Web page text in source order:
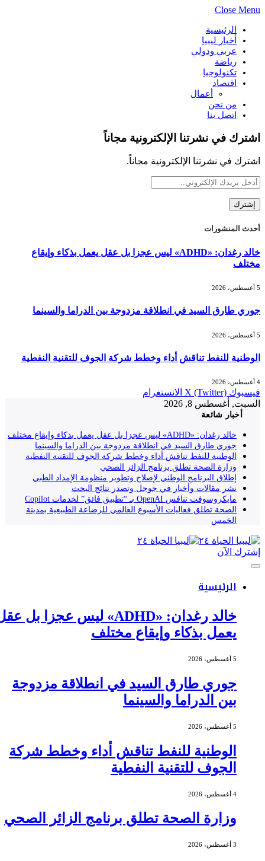
Close Menu
الرئيسية
أخبار ليبيا
عربي ودولي
رياضة
تكنولوجيا
اقتصاد
أعمال
من نحن
اتصل بنا
اشترك في نشرتنا الإلكترونية مجاناً
اشترك في نشرتنا الإلكترونية مجاناً.
أحدث المنشورات
خالد رغدان: «ADHD» ليس عجزا بل عقل يعمل بذكاء وإيقاع
مختلف
جوري طارق السيد في انطلاقة مزدوجة بين الدراما والسينما
الوطنية للنفط تناقش أداء وخطط شركة الجوف للتقنية النفطية
فيسبوك X (Twitter) الانستغرام
السبت, أغسطس 8, 2026
أخبار شائعة
خالد رغدان: «ADHD» ليس عجزا بل عقل يعمل بذكاء وإيقاع مختلف
جوري طارق السيد في انطلاقة مزدوجة بين الدراما والسينما
الوطنية للنفط تناقش أداء وخطط شركة الجوف للتقنية النفطية
وزارة الصحة تطلق برنامج الزائر الصحي
إطلاق البرنامج الوطني لإصلاح وتطوير منظومة الإمداد الطبي
نشر مقالات وأخبار في جوجل وتصدر نتائج البحث
مايكروسوفت تنافس OpenAI بـ “تطبيق فائق” لخدمات Copilot
الصحة تطلق فعاليات الأسبوع العالمي للرضاعة الطبيعية بمدينة
الخمس
إشترك الآن
الرئيسية
خالد رغدان: «ADHD» ليس عجزا بل عقل
يعمل بذكاء وإيقاع مختلف
جوري طارق السيد في انطلاقة مزدوجة
بين الدراما والسينما
الوطنية للنفط تناقش أداء وخطط شركة
الجوف للتقنية النفطية
وزارة الصحة تطلق برنامج الزائر الصحي